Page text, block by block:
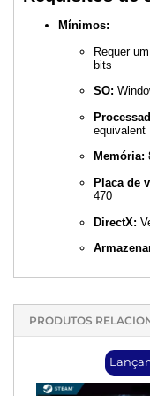
Mínimos:
Requer
bits
SO:
equivalent
Memória:
Placa de
470
DirectX:
PRODUTOS